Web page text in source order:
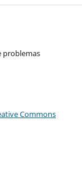
problemas
Commons